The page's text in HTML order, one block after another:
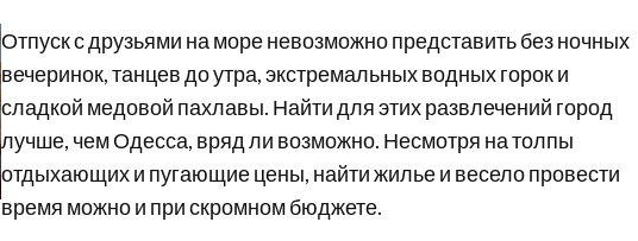
Отпуск с друзьями на море невозможно представить без ночных
вечеринок, танцев до утра, экстремальных водных горок и
сладкой медовой пахлавы. Найти для этих развлечений город
лучше, чем Одесса, вряд ли возможно. Несмотря на толпы
отдыхающих и пугающие цены, найти жилье и весело провести
время можно и при скромном бюджете.